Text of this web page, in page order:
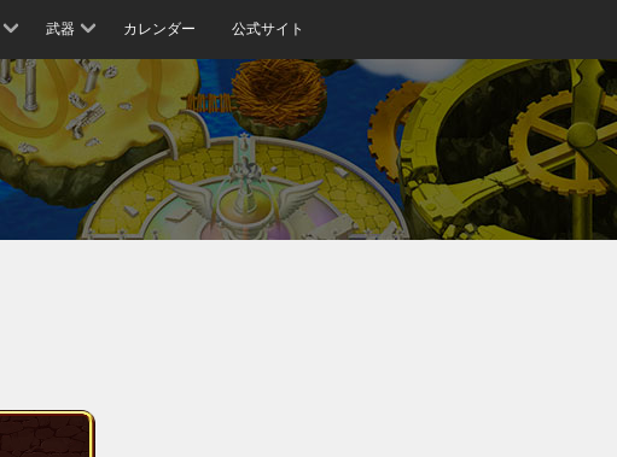
武器 カレンダー 公式サイト